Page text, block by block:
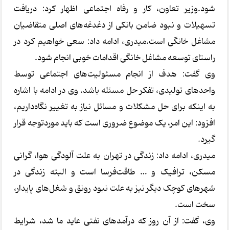
شود.وزیر تعاون، کار و رفاه اجتماعی اظهار کرد: دریافت
تسهیلات و نبود ضامن بانکی از دغدغه‌های اصلی متقاضیان
مشاغل خانگی است.میدری، ادامه داد: سعی خواهیم کرد در
راستای توسعه مشاغل خانگی اقدامات خوبی انجام شود.
وی گفت: هدف از انجام مسئولیت‌های اجتماعی توسط
واحدهای تولیدی، تفکر حل مسئله باشد. وی در ادامه با اشاره
به اینکه برای حل مشکلات و مسائل نیاز به تغییر نگاه‌داریم،
افزود: این امر، یک موضوع ضروری است که باید موردتوجه قرار
گیرد.
میدری، ادامه داد: زندگی در تهران به علت آلودگی هوا، گرانی
مسکن، ترافیک و … طاقت‌فرسا است و البته زندگی در
شهرهای کوچک دیگر نیز به علت نبود رونق و شغل‌های پایدار،
سخت است.
وی، گفت: از آن روز که درآمدهای نفتی عاید ما شد، شرایط